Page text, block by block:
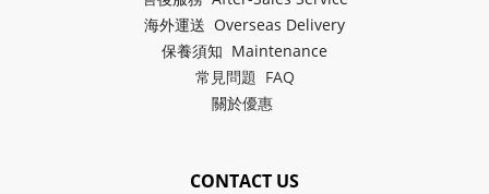
海外運送 Overseas Delivery
保養須知 Maintenance
常見問題 FAQ
關於優惠
CONTACT US